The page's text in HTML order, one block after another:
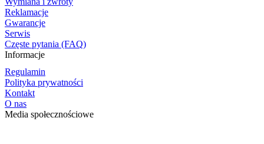
Reklamacje
Gwarancje
Serwis
Częste pytania (FAQ)
Informacje
Regulamin
Polityka prywatności
Kontakt
O nas
Media społecznościowe